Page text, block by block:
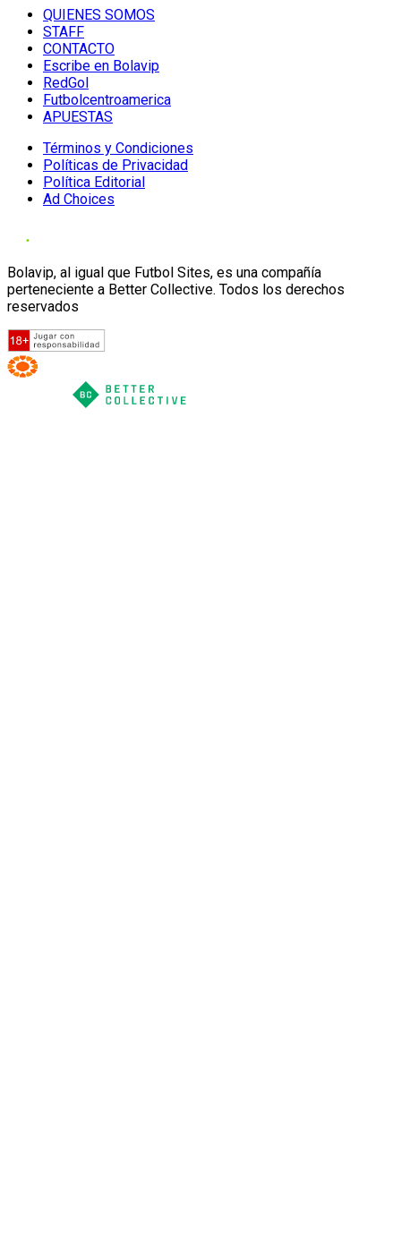
QUIENES SOMOS
STAFF
CONTACTO
Escribe en Bolavip
RedGol
Futbolcentroamerica
APUESTAS
Términos y Condiciones
Políticas de Privacidad
Política Editorial
Ad Choices
Bolavip, al igual que Futbol Sites, es una compañía
perteneciente a Better Collective. Todos los derechos
reservados